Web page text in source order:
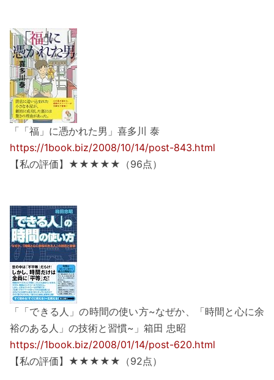
「「福」に憑かれた男」喜多川 泰
https://1book.biz/2008/10/14/post-843.html
【私の評価】★★★★★（96点）
「「できる人」の時間の使い方~なぜか、「時間と心に余
裕のある人」の技術と習慣~」箱田 忠昭
https://1book.biz/2008/01/14/post-620.html
【私の評価】★★★★★（92点）